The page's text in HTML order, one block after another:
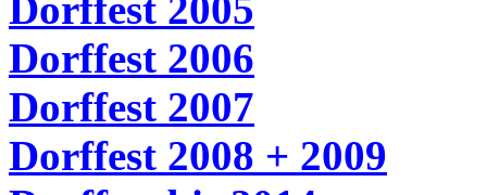
Dorffest 2006
Dorffest 2007
Dorffest 2008 + 2009